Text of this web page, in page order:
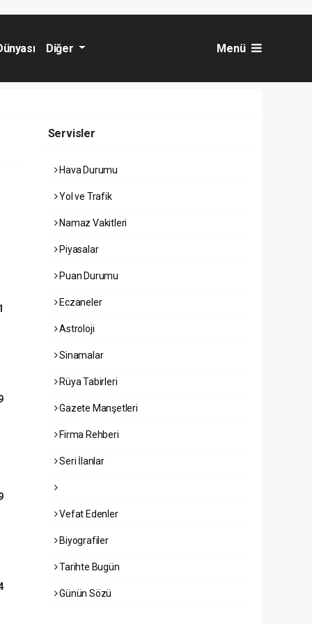
Diğer Menü
Servisler
Hava Durumu
Yol ve Trafik
Namaz Vakitleri
Piyasalar
Puan Durumu
Eczaneler
Astroloji
Sinamalar
Rüya Tabirleri
Gazete Manşetleri
Firma Rehberi
Seri İlanlar
Vefat Edenler
Biyografiler
Tarihte Bugün
Günün Sözü